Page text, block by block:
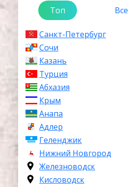
Топ
Все
Санкт-Петербург
Сочи
Казань
Турция
Абхазия
Крым
Анапа
Адлер
Геленджик
Нижний Новгород
Железноводск
Кисловодск